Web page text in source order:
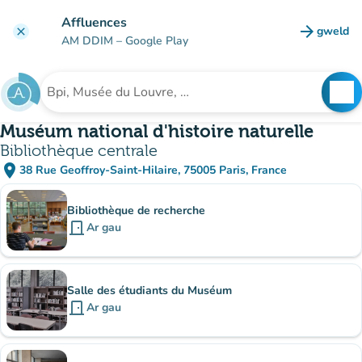
clear Affluences
AM DDIM – Google Play arrow_forward gweld
(tab
Chwilio am sefydliad
Muséum national d'histoire naturelle
Bibliothèque centrale
place 38 Rue Geoffroy-Saint-Hilaire, 75005 Paris, France
(agor yn Google Maps)
(tab newydd)
Is-sefydliadau
Bibliothèque de recherche
door_front Ar gau
Salle des étudiants du Muséum
door_front Ar gau